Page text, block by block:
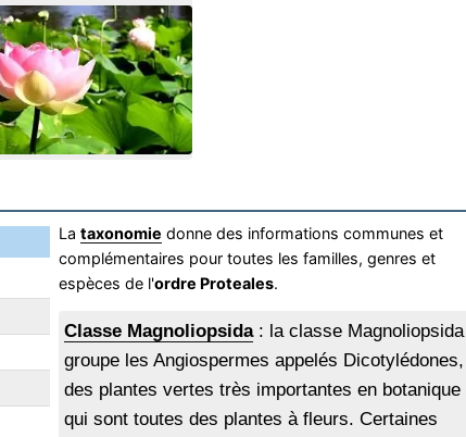
Lataxonomie donne des informations communes et
complémentaires pour toutes les familles, genres et
espèces de l'ordre Proteales.
Classe Magnoliopsida: la classe Magnoliopsida
groupe les Angiospermes appelés Dicotylédones,
des plantes vertes très importantes en botanique
qui sont toutes des plantes à fleurs. Certaines